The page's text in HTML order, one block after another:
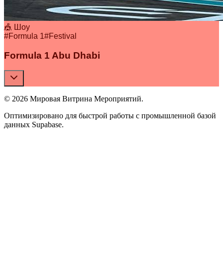
🎪 Шоу
#Formula 1#Festival
Formula 1 Abu Dhabi
© 2026 Мировая Витрина Мероприятий.
Оптимизировано для быстрой работы с промышленной базой
данных Supabase.